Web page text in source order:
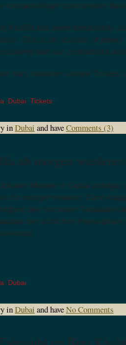
kontaktwilligen potenziellen
Khalifa has been temporarily
This is on account of
with our contractors
hart, behalten unsere Tickets
Dubai Tickets
inDubai and haveComments (3)
ab morgen
Medien in Dubai zufolge,
für morgen erwarte. Dann
des höchsten Gebäudes
der südlichen
Dubai
inDubai and haveNo Comments